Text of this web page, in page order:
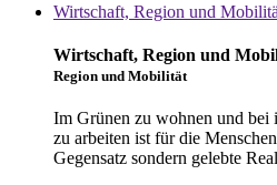
Wirtschaft, Region und
Wirtschaft, Region und
Region und Mobilität
Im Grünen zu wohnen und bei
zu arbeiten ist für die
Gegensatz sondern gelebte